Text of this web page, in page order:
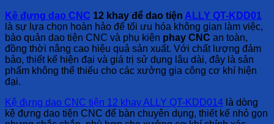
Kệ đựng dao CNC 12 khay để dao tiện ALLY QT-KDD01
là sự lựa chọn hoàn hảo để tối ưu hóa không gian làm việc,
bảo quản dao tiện CNC và phụ kiện phay CNC an toàn,
đồng thời nâng cao hiệu quả sản xuất. Với chất lượng đảm
bảo, thiết kế hiện đại và giá trị sử dụng lâu dài, đây là sản
phẩm không thể thiếu cho các xưởng gia công cơ khí hiện
đại.
Kệ đựng dao CNC tiện 12 khay ALLY QT-KDD014 là dòng
kệ đựng dao tiện CNC để bàn chuyên dụng, thiết kế nhỏ gọn